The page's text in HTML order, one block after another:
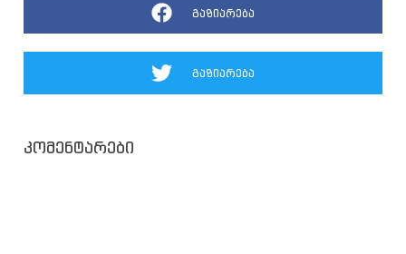
გაზიარება
გაზიარება
კომენტარები